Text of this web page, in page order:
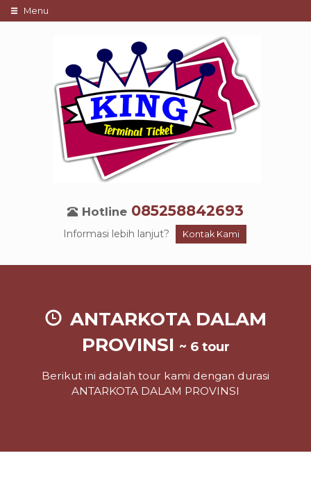
Menu
Hotline 085258842693
Informasi lebih lanjut? Kontak Kami
ANTARKOTA DALAM
PROVINSI ~ 6 tour
Berikut ini adalah tour kami dengan durasi
ANTARKOTA DALAM PROVINSI